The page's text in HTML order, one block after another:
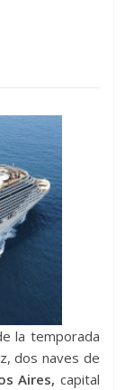
la temporada
dos naves de
Aires, capital